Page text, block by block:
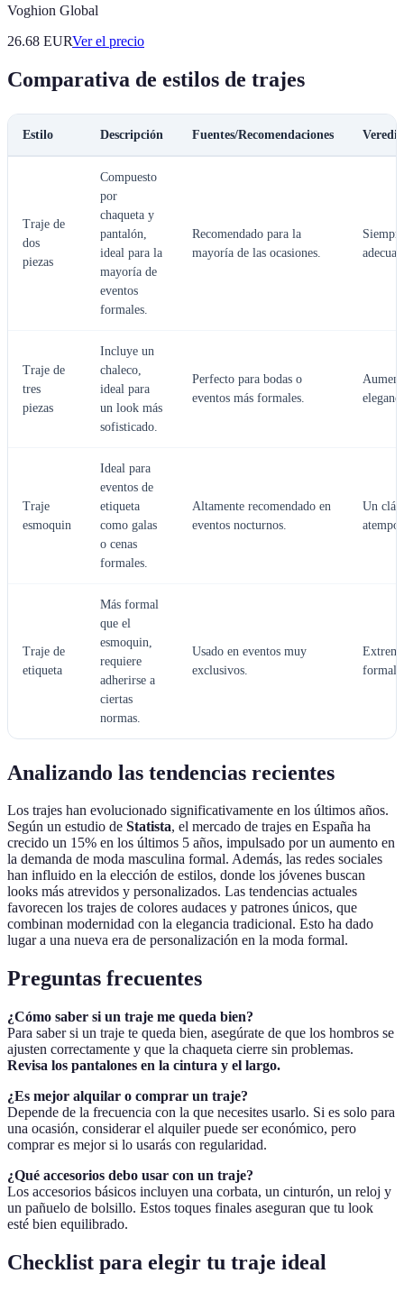
Voghion Global
26.68 EURVer el precio
Comparativa de estilos de trajes
Estilo Descripción Fuentes/Recomendaciones
Traje de
dos
piezas
Compuesto
por
chaqueta y
pantalón,
ideal para la
mayoría de
eventos
formales.
Recomendado para la
mayoría de las ocasiones.
Siempre
Traje de
tres
piezas
Incluye un
chaleco,
ideal para
un look más
sofisticado.
Perfecto para bodas o
eventos más formales.
Traje
esmoquin
Ideal para
eventos de
etiqueta
como galas
o cenas
formales.
Altamente recomendado en
eventos nocturnos.
Un
Traje de
etiqueta
Más formal
que el
esmoquin,
requiere
adherirse a
ciertas
normas.
Usado en eventos muy
exclusivos.
formal.
Analizando las tendencias recientes
Los trajes han evolucionado significativamente en los últimos años.
Según un estudio de Statista, el mercado de trajes en España ha
crecido un 15% en los últimos 5 años, impulsado por un aumento en
la demanda de moda masculina formal. Además, las redes sociales
han influido en la elección de estilos, donde los jóvenes buscan
looks más atrevidos y personalizados. Las tendencias actuales
favorecen los trajes de colores audaces y patrones únicos, que
combinan modernidad con la elegancia tradicional. Esto ha dado
lugar a una nueva era de personalización en la moda formal.
Preguntas frecuentes
¿Cómo saber si un traje me queda bien?
Para saber si un traje te queda bien, asegúrate de que los hombros se
ajusten correctamente y que la chaqueta cierre sin problemas.
Revisa los pantalones en la cintura y el largo.
¿Es mejor alquilar o comprar un traje?
Depende de la frecuencia con la que necesites usarlo. Si es solo para
una ocasión, considerar el alquiler puede ser económico, pero
comprar es mejor si lo usarás con regularidad.
¿Qué accesorios debo usar con un traje?
Los accesorios básicos incluyen una corbata, un cinturón, un reloj y
un pañuelo de bolsillo. Estos toques finales aseguran que tu look
esté bien equilibrado.
Checklist para elegir tu traje ideal